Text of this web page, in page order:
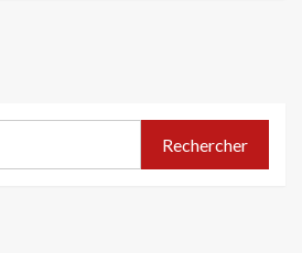
Rechercher